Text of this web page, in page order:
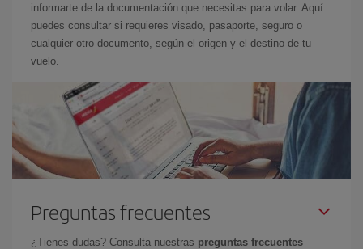
informarte de la documentación que necesitas para volar. Aquí
puedes consultar si requieres visado, pasaporte, seguro o
cualquier otro documento, según el origen y el destino de tu
vuelo.
Preguntas frecuentes
¿Tienes dudas? Consulta nuestras preguntas frecuentes